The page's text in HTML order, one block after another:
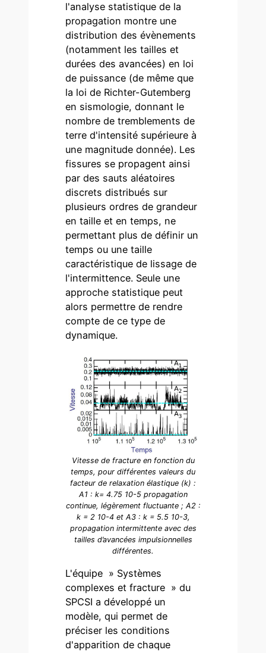
l'analyse statistique de la
propagation montre une
distribution des évènements
(notamment les tailles et
durées des avancées) en loi
de puissance (de même que
la loi de Richter-Gutemberg
en sismologie, donnant le
nombre de tremblements de
terre d'intensité supérieure à
une magnitude donnée). Les
fissures se propagent ainsi
par des sauts aléatoires
discrets distribués sur
plusieurs ordres de grandeur
en taille et en temps, ne
permettant plus de définir un
temps ou une taille
caractéristique de lissage de
l'intermittence. Seule une
approche statistique peut
alors permettre de rendre
compte de ce type de
dynamique.
Vitesse de fracture en fonction du
temps, pour différentes valeurs du
facteur de relaxation élastique (k) :
A1 : k= 4.75 10-5 propagation
continue, légèrement fluctuante ; A2 :
k = 2 10-4 et A3 : k = 5.5 10-3,
propagation intermittente avec des
tailles d’avancées impulsionnelles
différentes.
L'équipe » Systèmes
complexes et fracture » du
SPCSI a développé un
modèle, qui permet de
préciser les conditions
d'apparition de chaque